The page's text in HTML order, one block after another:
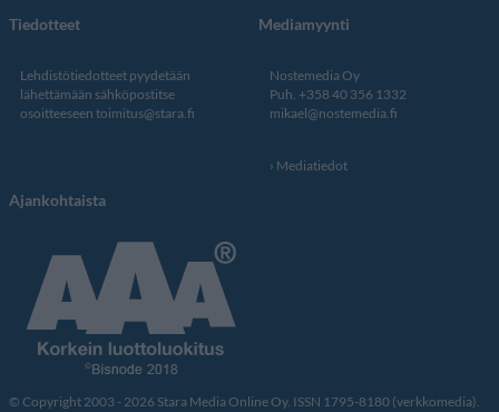
Tiedotteet
Lehdistötiedotteet pyydetään
lähettämään sähköpostitse
osoitteeseen toimitus@stara.fi
Mediamyynti
Nostemedia Oy
Puh. +358 40 356 1332
mikael@nostemedia.fi
Mediatiedot
Ajankohtaista
© Copyright 2003 - 2026 Stara Media Online Oy. ISSN 1795-8180 (verkkomedia).